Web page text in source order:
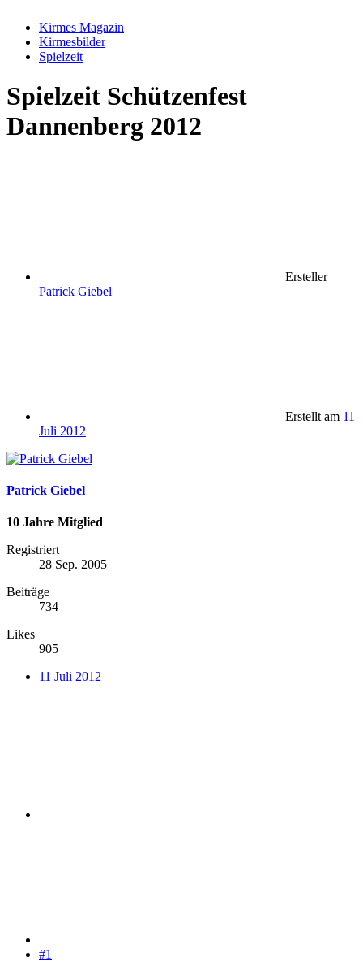
Kirmes Magazin
Kirmesbilder
Spielzeit
Spielzeit Schützenfest
Dannenberg 2012
Ersteller
Patrick Giebel
Erstellt am 11
Juli 2012
Patrick Giebel
10 Jahre Mitglied
Registriert
28 Sep. 2005
Beiträge
734
Likes
905
11 Juli 2012
#1